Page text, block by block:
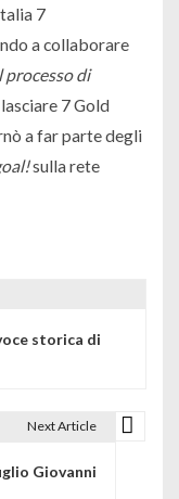
7
a collaborare
processo di
7 Gold
a far parte degli
sulla rete
storica di
Next Article
Giovanni